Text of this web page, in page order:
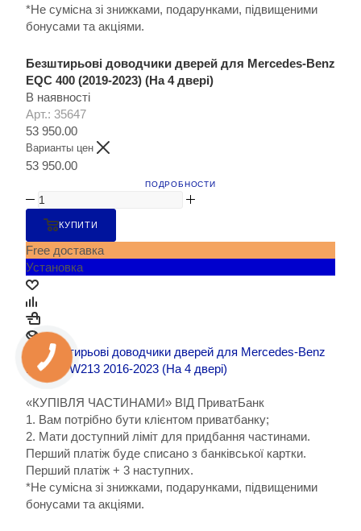
*Не сумісна зі знижками, подарунками, підвищеними
бонусами та акціями.
Безштирьові доводчики дверей для Mercedes-Benz
EQC 400 (2019-2023) (На 4 двері)
В наявності
Арт.: 35647
53 950.00
Варианты цен
53 950.00
ПОДРОБНОСТИ
КУПИТИ
Free доставка
Установка
«КУПІВЛЯ ЧАСТИНАМИ» ВІД ПриватБанк
1. Вам потрібно бути клієнтом приватбанку;
2. Мати доступний ліміт для придбання частинами.
Перший платіж буде списано з банківської картки.
Перший платіж + 3 наступних.
*Не сумісна зі знижками, подарунками, підвищеними
бонусами та акціями.